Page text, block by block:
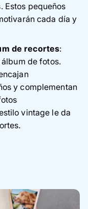
Estos pequeños
cada día y
de recortes:
de fotos.
y complementan
vintage le da